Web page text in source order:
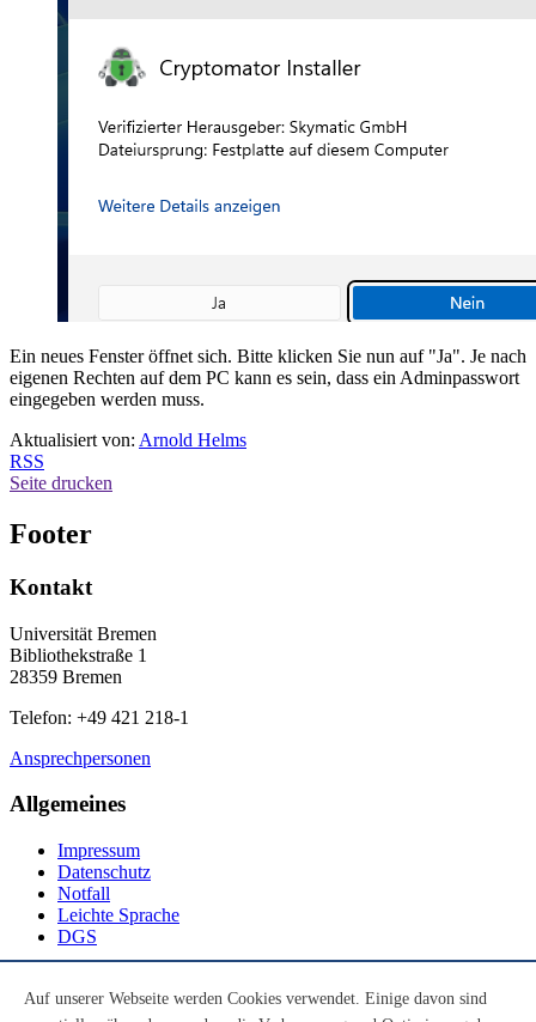
Ein neues Fenster öffnet sich. Bitte klicken Sie nun auf "Ja". Je nach
eigenen Rechten auf dem PC kann es sein, dass ein Adminpasswort
eingegeben werden muss.
Aktualisiert von: Arnold Helms
RSS
Seite drucken
Footer
Kontakt
Universität Bremen
Bibliothekstraße 1
28359 Bremen
Telefon: +49 421 218-1
Ansprechpersonen
Allgemeines
Impressum
Datenschutz
Notfall
Leichte Sprache
DGS
Auf unserer Webseite werden Cookies verwendet. Einige davon sind